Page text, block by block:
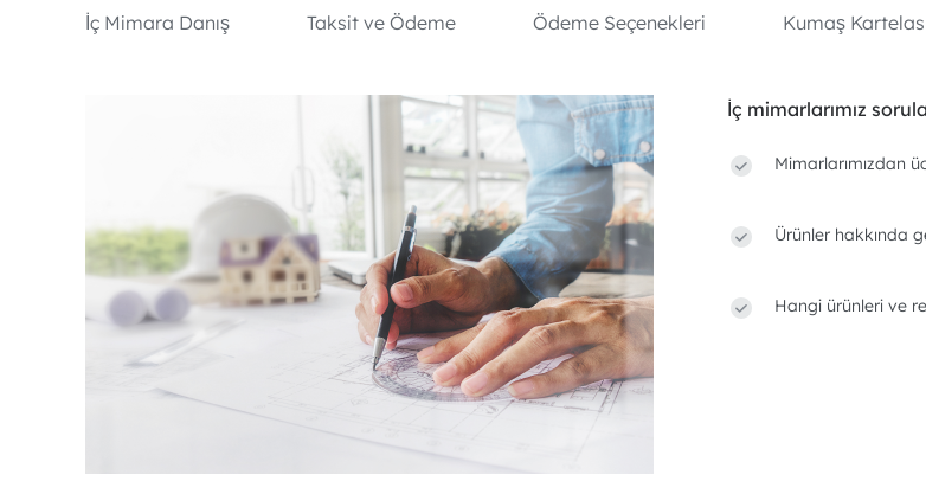
İç Mimara Danış Taksit ve Ödeme Ödeme Seçenekleri Kumaş
İç mimarlarımız
Mimarlarımızdan
Ürünler hakkında
Hangi ürünleri ve